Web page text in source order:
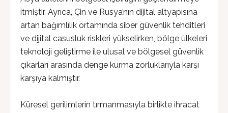
itmiştir. Ayrıca, Çin ve Rusya’nın dijital altyapısına
artan bağımlılık ortamında siber güvenlik tehditleri
ve dijital casusluk riskleri yükselirken, bölge ülkeleri
teknoloji geliştirme ile ulusal ve bölgesel güvenlik
çıkarları arasında denge kurma zorluklarıyla karşı
karşıya kalmıştır.
Küresel gerilimlerin tırmanmasıyla birlikte ihracat